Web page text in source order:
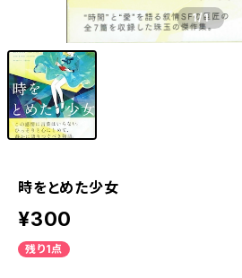
1/1
時をとめた少女
¥300
残り1点